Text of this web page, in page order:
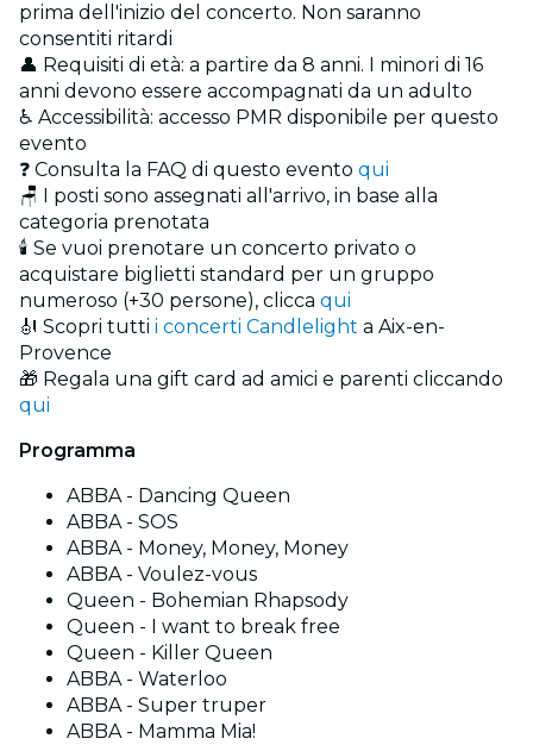
prima dell'inizio del concerto. Non saranno
consentiti ritardi
👤 Requisiti di età: a partire da 8 anni. I minori di 16
anni devono essere accompagnati da un adulto
♿ Accessibilità: accesso PMR disponibile per questo
evento
❓ Consulta la FAQ di questo evento qui
🪑 I posti sono assegnati all'arrivo, in base alla
categoria prenotata
🕯️ Se vuoi prenotare un concerto privato o
acquistare biglietti standard per un gruppo
numeroso (+30 persone), clicca qui
🎻 Scopri tutti i concerti Candlelight a Aix-en-
Provence
🎁 Regala una gift card ad amici e parenti cliccando
qui
Programma
ABBA - Dancing Queen
ABBA - SOS
ABBA - Money, Money, Money
ABBA - Voulez-vous
Queen - Bohemian Rhapsody
Queen - I want to break free
Queen - Killer Queen
ABBA - Waterloo
ABBA - Super truper
ABBA - Mamma Mia!